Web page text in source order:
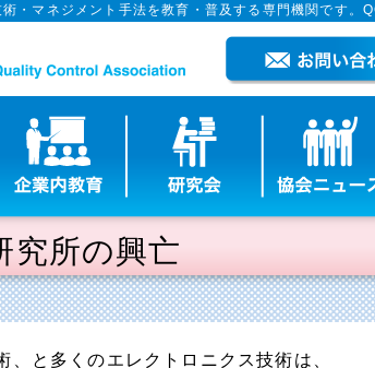
・マネジメント手法を教育・普及する専門機関です。
究所の興亡
と多くのエレクトロニクス技術は、